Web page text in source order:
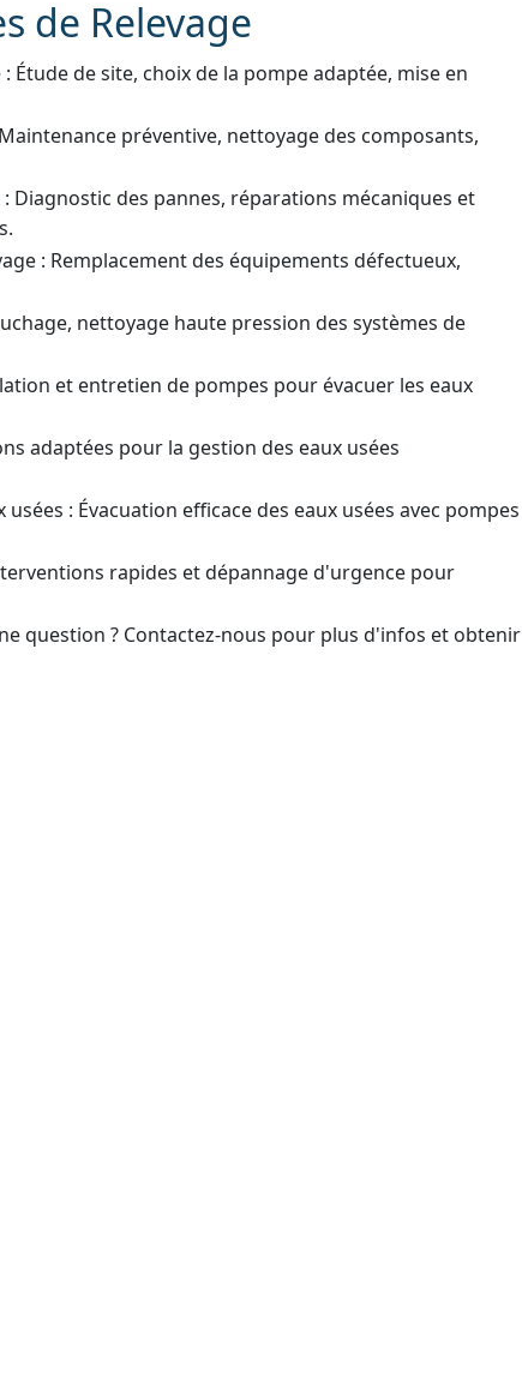
de Relevage
Étude de site, choix de la pompe adaptée, mise en
préventive, nettoyage des composants,
Diagnostic des pannes, réparations mécaniques et
: Remplacement des équipements défectueux,
nettoyage haute pression des systèmes de
et entretien de pompes pour évacuer les eaux
adaptées pour la gestion des eaux usées
: Évacuation efficace des eaux usées avec pompes
rapides et dépannage d'urgence pour
question ? Contactez-nous pour plus d'infos et obtenir